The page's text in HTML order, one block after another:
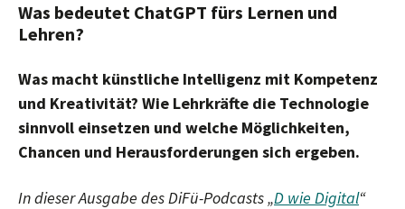
Was bedeutet ChatGPT fürs Lernen und
Lehren?
Was macht künstliche Intelligenz mit Kompetenz
und Kreativität? Wie Lehrkräfte die Technologie
sinnvoll einsetzen und welche Möglichkeiten,
Chancen und Herausforderungen sich ergeben.
In dieser Ausgabe des DiFü-Podcasts „D wie Digital“